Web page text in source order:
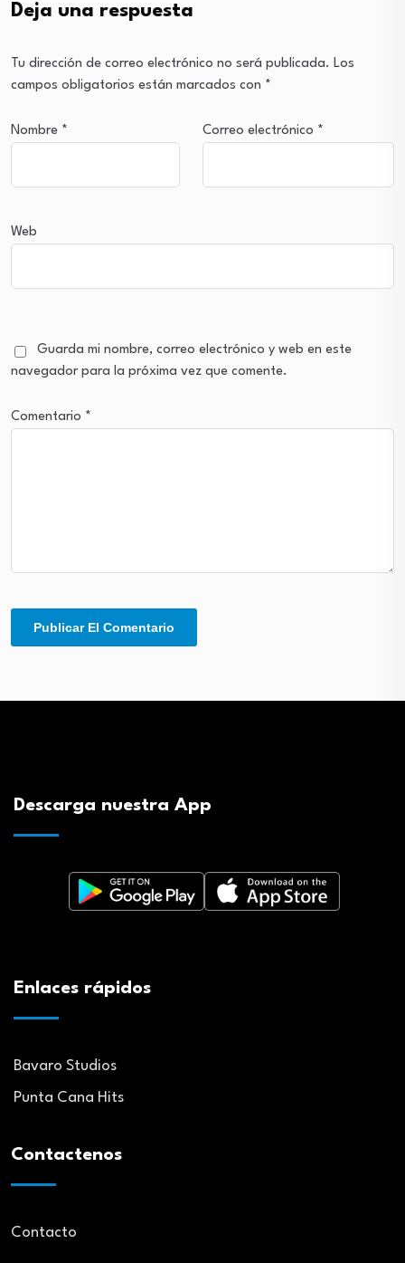
Deja una respuesta
Tu dirección de correo electrónico no será publicada. Los
campos obligatorios están marcados con *
Nombre * Correo electrónico *
Web
Guarda mi nombre, correo electrónico y web en este
navegador para la próxima vez que comente.
Comentario *
Descarga nuestra App
Enlaces rápidos
Bavaro Studios
Punta Cana Hits
Contactenos
Contacto